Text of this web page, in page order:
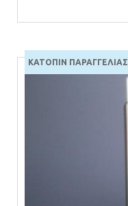
ΚΑΤΟΠΙΝ ΠΑΡΑΓΓΕΛΙΑΣ